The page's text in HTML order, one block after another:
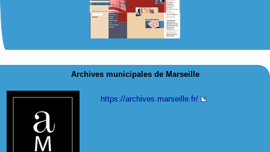
Archives municipales de Marseille
https://archives.marseille.fr/